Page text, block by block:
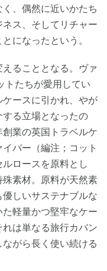
、偶然に近いかたち
ス、そしてリチャー
になったという。
ることとなる。ヴァ
トたちが愛用してい
ースに引かれ、やが
る立場となったの
業の英国トラベルケ
バー（編注；コット
ロースを原料とし
素材。原料が天然素
しいサステナブルな
軽量かつ堅牢なケー
は単なる旅行カバン
がら長く使い続ける